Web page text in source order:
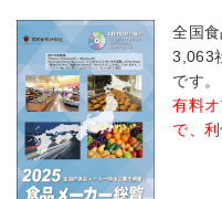
全国
3,063
です。
有料
で、